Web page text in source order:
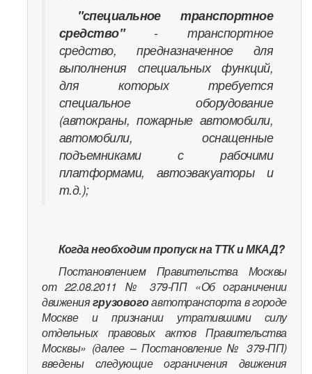
"специальное транспортное
средство"- транспортное
средство, предназначенное для
выполнения специальных функций,
для которых требуется
специальное оборудование
(автокраны, пожарные автомобили,
автомобили, оснащенные
подъемниками с рабочими
платформами, автоэвакуаторы и
т.д.);
Когда необходим пропуск на ТТК и МКАД?
Постановлением Правительства Москвы
от 22.08.2011 № 379-ПП «Об ограничении
движениягрузовогоавтотранспорта в городе
Москве и признании утратившими силу
отдельных правовых актов Правительства
Москвы» (далее – Постановление № 379-ПП)
введены следующие ограничения движения